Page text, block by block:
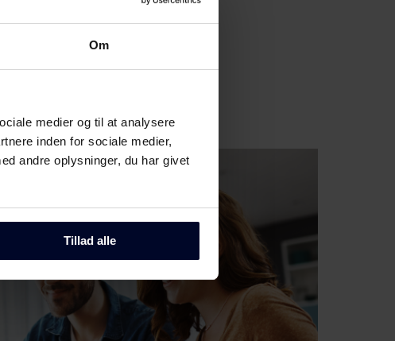
Om
medier og til at analysere
inden for sociale medier,
andre oplysninger, du har givet
Tillad alle